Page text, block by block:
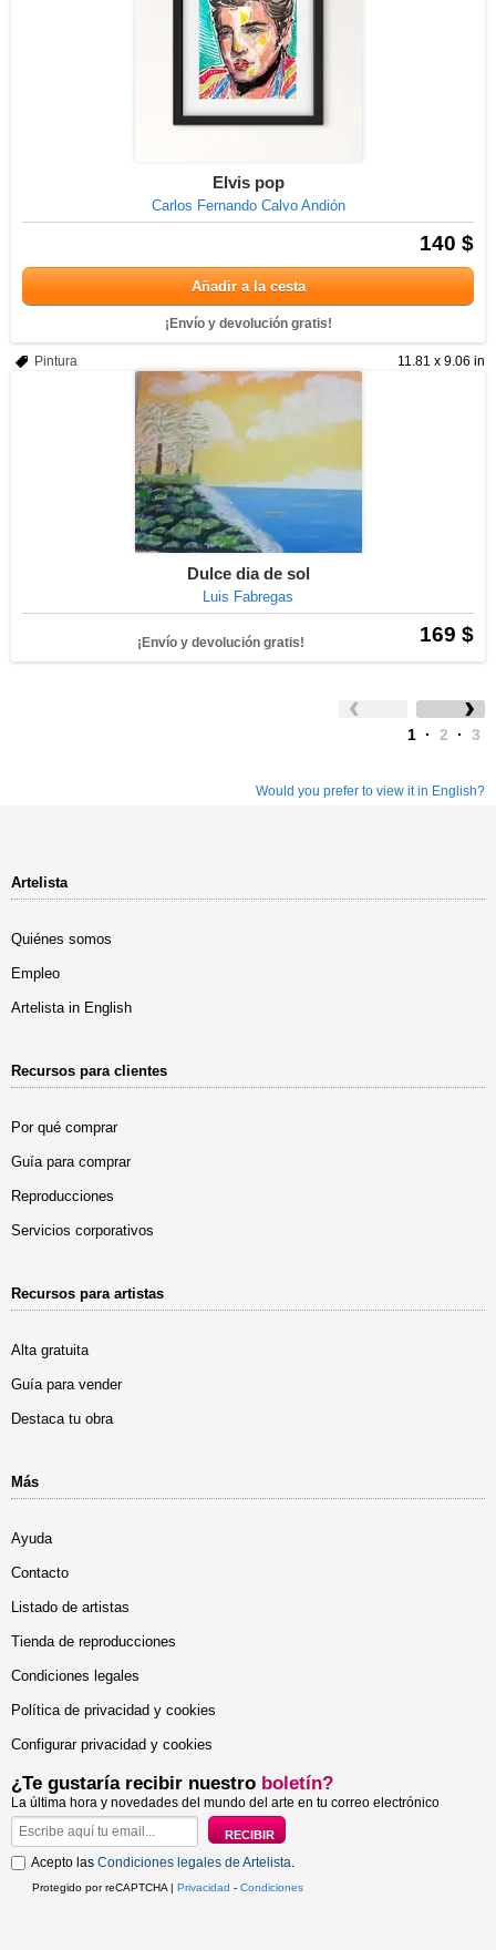
Elvis pop
Carlos Fernando Calvo Andión
140 $
Añadir a la cesta
¡Envío y devolución gratis!
11.81 x 9.06 in
Pintura
Dulce dia de sol
Luis Fabregas
169 $
¡Envío y devolución gratis!
1 · 2 · 3
Would you prefer to view it in English?
Artelista
Quiénes somos
Empleo
Artelista in English
Recursos para clientes
Por qué comprar
Guía para comprar
Reproducciones
Servicios corporativos
Recursos para artistas
Alta gratuita
Guía para vender
Destaca tu obra
Más
Ayuda
Contacto
Listado de artistas
Tienda de reproducciones
Condiciones legales
Política de privacidad y cookies
Configurar privacidad y cookies
¿Te gustaría recibir nuestro boletín?
La última hora y novedades del mundo del arte en tu correo electrónico
Acepto las Condiciones legales de Artelista.
Protegido por reCAPTCHA | Privacidad - Condiciones